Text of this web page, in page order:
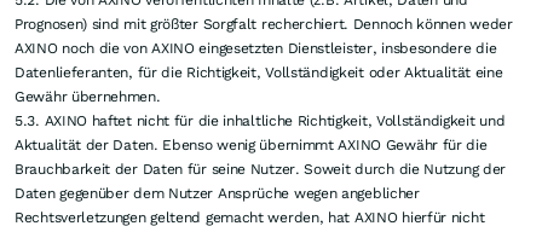
untersagt, pornografische, gewaltverherrlichende und volksverhetzende
Inhalte zu verbreiten, zu Straftaten aufzurufen und Persönlichkeitsrechte
Dritter zu verletzen. Die Einstellung urheberrechtlich geschützter Werke
darf nur mit der der Zustimmung des Urhebers erfolgen.
4.3. Auf Wunsch des Nutzers wird im Bereich der Leserkommentare nicht
der reale Anmeldename, sondern ein frei wählbares Pseudonym angezeigt.
Dem Nutzer ist es nicht gestattet, unter mehren Pseudonymen im Forum
aufzutreten.
4.4. Der Nutzer hat in seinen Beiträgen einen fairen und sachlichen Ton zu